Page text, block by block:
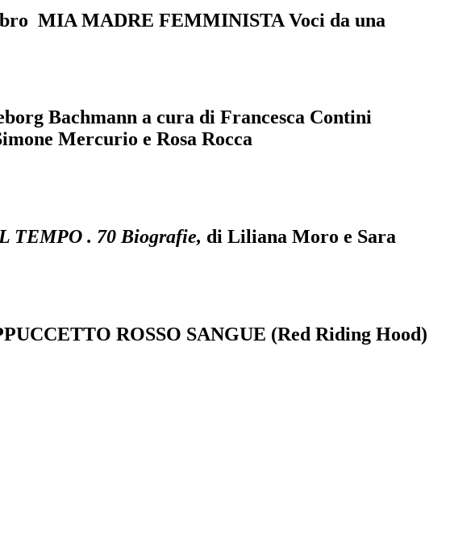
MIA MADRE FEMMINISTA Voci da una
Bachmann a cura di Francesca Contini
Mercurio e Rosa Rocca
TEMPO . 70 Biografie, di Liliana Moro e Sara
ROSSO SANGUE (Red Riding Hood)